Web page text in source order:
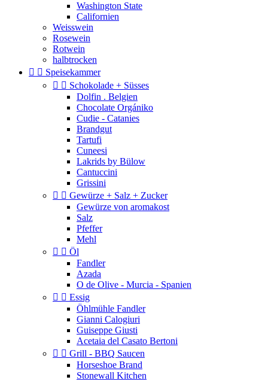
Washington State
Californien
Weisswein
Rosewein
Rotwein
halbtrocken
  Speisekammer
  Schokolade + Süsses
Dolfin . Belgien
Chocolate Orgániko
Cudie - Catanies
Brandgut
Tartufi
Cuneesi
Lakrids by Bülow
Cantuccini
Grissini
  Gewürze + Salz + Zucker
Gewürze von aromakost
Salz
Pfeffer
Mehl
  Öl
Fandler
Azada
O de Olive - Murcia - Spanien
  Essig
Öhlmühle Fandler
Gianni Calogiuri
Guiseppe Giusti
Acetaia del Casato Bertoni
  Grill - BBQ Saucen
Horseshoe Brand
Stonewall Kitchen